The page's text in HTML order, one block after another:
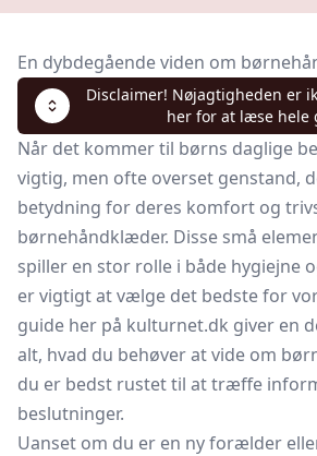
En dybdegående viden om
Disclaimer! Nøjagtigheden er
her for at læse hele
Når det kommer til børns daglige
vigtig, men ofte overset genstand,
betydning for deres komfort og
børnehåndklæder. Disse små
spiller en stor rolle i både hygiejne
er vigtigt at vælge det bedste for
guide her på kulturnet.dk giver en
alt, hvad du behøver at vide om
du er bedst rustet til at træffe
beslutninger.
Uanset om du er en ny forælder